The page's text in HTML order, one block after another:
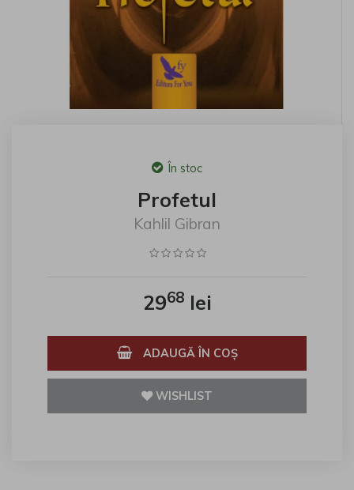
În stoc
Profetul
Kahlil Gibran
2968lei
ADAUGĂ ÎN COŞ
WISHLIST